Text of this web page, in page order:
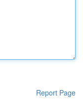
Report Page